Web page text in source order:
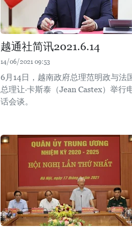
越通社简讯2021.6.14
14/06/2021 09:53
6月14日，越南政府总理范明政与法
总理让·卡斯泰（Jean Castex）举行
话会谈。